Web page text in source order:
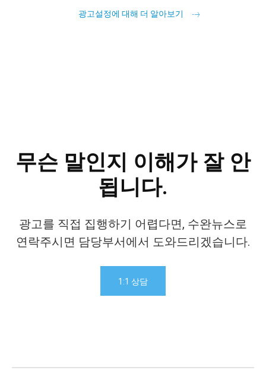
광고설정에 대해 더 알아보기
무슨 말인지 이해가 잘 안
됩니다.
광고를 직접 집행하기 어렵다면, 수완뉴스로
연락주시면 담당부서에서 도와드리겠습니다.
1:1 상담